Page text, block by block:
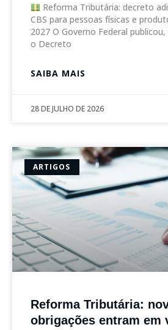
Reforma Tributária: decreto
CBS para pessoas físicas e
2027 O Governo Federal
o Decreto
SAIBA MAIS
28 DE JULHO DE 2026
ARTIGOS
Reforma Tributária:
obrigações entram em